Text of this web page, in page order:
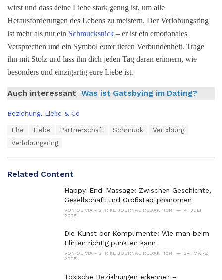
wirst und dass deine Liebe stark genug ist, um alle
Herausforderungen des Lebens zu meistern. Der Verlobungsring
ist mehr als nur ein Schmuckstück – er ist ein emotionales
Versprechen und ein Symbol eurer tiefen Verbundenheit. Trage
ihn mit Stolz und lass ihn dich jeden Tag daran erinnern, wie
besonders und einzigartig eure Liebe ist.
Auch interessant Was ist Gatsbying im Dating?
C
i
Beziehung, Liebe & Co
Ehe Liebe Partnerschaft Schmuck
Verlobung
Verlobungsring
Related Content
Happy-End-Massage: Zwischen Geschichte,
Gesellschaft und Großstadtphänomen
VON OLIVIA - STRIKE JOURNAL REDAKTION
4. JULI
2025
Die Kunst der Komplimente: Wie man beim
Flirten richtig punkten kann
VON OLIVIA - STRIKE JOURNAL REDAKTION
24. MÄRZ
2025
Toxische Beziehungen erkennen –